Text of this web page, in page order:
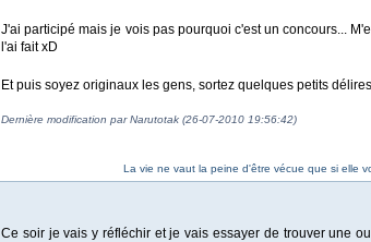
J'ai participé mais je vois pas pourquoi c'est un concours...
l'ai fait xD
Et puis soyez originaux les gens, sortez quelques petits
Dernière modification par Narutotak (26-07-2010 19:56:42)
La vie ne vaut la peine d'être vécue que si elle
Ce soir je vais y réfléchir et je vais essayer de trouver une